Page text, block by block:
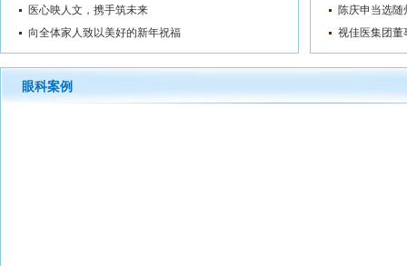
医心映人文，携手筑未来
向全体家人致以美好的新年祝福
陈庆申当选随
视佳医集团董
眼科案例